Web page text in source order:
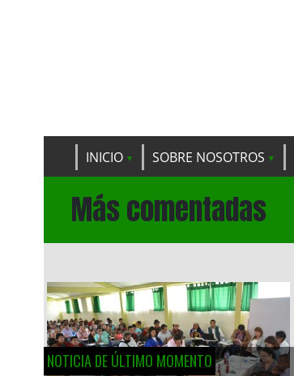
INICIO SOBRE NOSOTROS
Más comentadas
NOTICIA DE ÚLTIMO MOMENTO